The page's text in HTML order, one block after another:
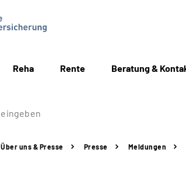
Reha Rente Beratung &
Über uns & Presse Presse Meldungen